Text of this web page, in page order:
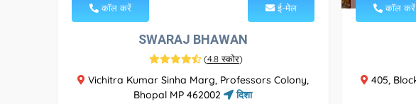
कॉल करें ई-मेल
SWARAJ BHAWAN
(4.8 स्कोर)
Vichitra Kumar Sinha Marg, Professors Colony,
Bhopal MP 462002
दिशा
कॉल करें
405,